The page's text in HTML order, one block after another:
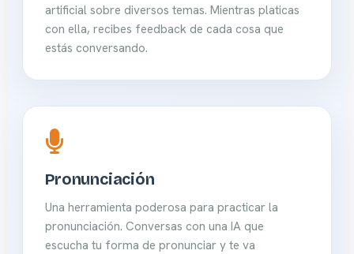
artificial sobre diversos temas. Mientras platicas
con ella, recibes feedback de cada cosa que
estás conversando.
Pronunciación
Una herramienta poderosa para practicar la
pronunciación. Conversas con una IA que
escucha tu forma de pronunciar y te va